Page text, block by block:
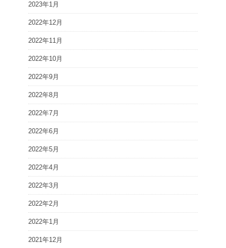
2023年1月
2022年12月
2022年11月
2022年10月
2022年9月
2022年8月
2022年7月
2022年6月
2022年5月
2022年4月
2022年3月
2022年2月
2022年1月
2021年12月